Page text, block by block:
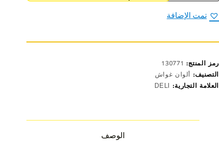
تلوين
غواش
حنجور
24
تمت الإضافة
رمز المنتج: 130771
التصنيف: ألوان غواش
العلامة التجارية: DELI
الوصف